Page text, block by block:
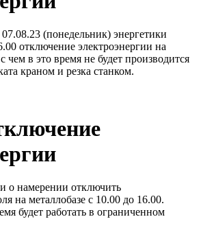
(понедельник) энергетики
отключение электроэнергии на
чем в это время не будет производится
краном и резка станком.
о намерении отключить
на металлобазе с 10.00 до 16.00.
будет работать в ограниченном